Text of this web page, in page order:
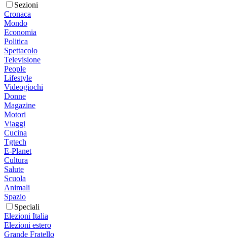
Sezioni
Cronaca
Mondo
Economia
Politica
Spettacolo
Televisione
People
Lifestyle
Videogiochi
Donne
Magazine
Motori
Viaggi
Cucina
Tgtech
E-Planet
Cultura
Salute
Scuola
Animali
Spazio
Speciali
Elezioni Italia
Elezioni estero
Grande Fratello